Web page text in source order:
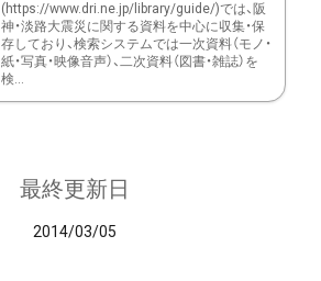
(https://www.dri.ne.jp/library/guide/)では、阪
神・淡路大震災に関する資料を中心に収集・保
存しており、検索システムでは一次資料（モノ・
紙・写真・映像音声）、二次資料（図書・雑誌）を
検...
最終更新日
2014/03/05